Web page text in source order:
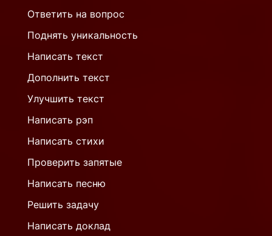
Ответить на вопрос
Поднять уникальность
Написать текст
Дополнить текст
Улучшить текст
Написать рэп
Написать стихи
Проверить запятые
Написать песню
Решить задачу
Написать доклад